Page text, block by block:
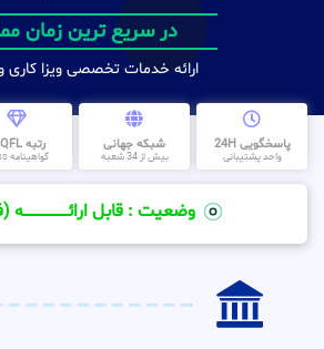
در سریع ترین زمان
ارائه خدمات تخصصی ویزا کاری
پاسخگویی 24H
واحد پشتیبانی
شبکه جهانی
بیش از 34 شعبه
رتبه MQFL
گواهینامه cess
وضعیت : قابل ارائــــــــــــــــــــه